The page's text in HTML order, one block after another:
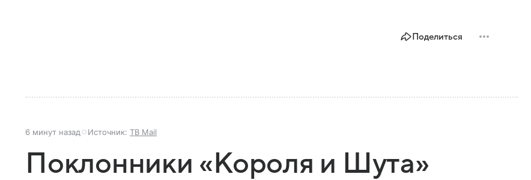
Поделиться
6 минут назад Источник: ТВ Mail
Поклонники «Короля и Шута»